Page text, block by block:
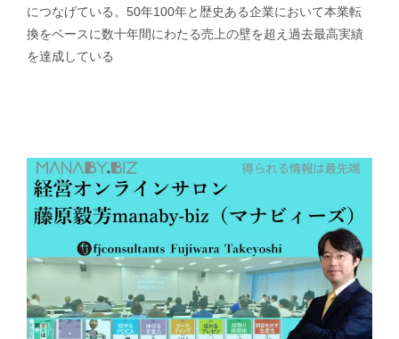
につなげている。50年100年と歴史ある企業において本業転
換をベースに数十年間にわたる売上の壁を超え過去最高実績
を達成している